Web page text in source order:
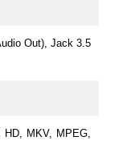
Out), Jack 3.5
MKV, MPEG,